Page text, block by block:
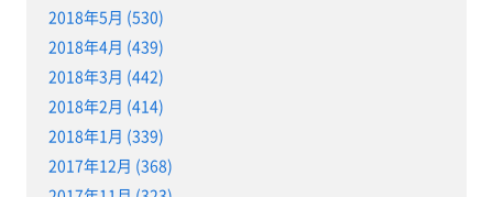
2018年5月 (530)
2018年4月 (439)
2018年3月 (442)
2018年2月 (414)
2018年1月 (339)
2017年12月 (368)